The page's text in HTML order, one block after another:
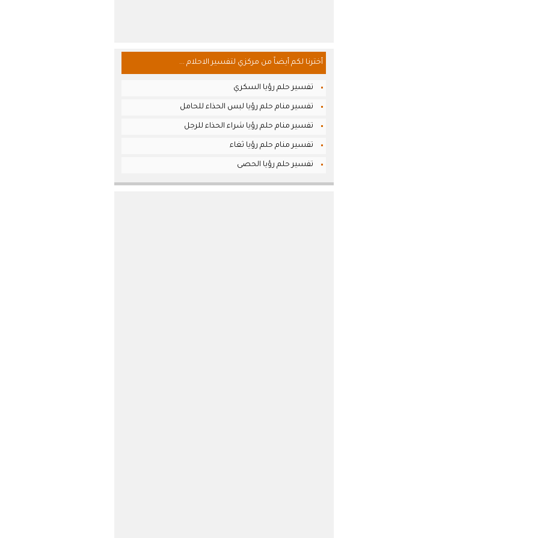
أخترنا لكم أيضاً من مركزي لتفسير الاحلام ...
تفسير حلم رؤيا السكري
تفسير منام حلم رؤيا لبس الحذاء للحامل
تفسير منام حلم رؤيا شراء الحذاء للرجل
تفسير منام حلم رؤيا ثغاء
تفسير حلم رؤيا الحصى